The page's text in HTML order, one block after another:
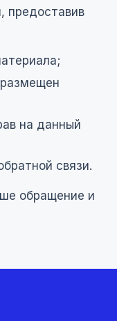
предоставив
на данный
связи.
обращение и